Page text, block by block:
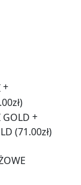
+
+
(71.00zł)